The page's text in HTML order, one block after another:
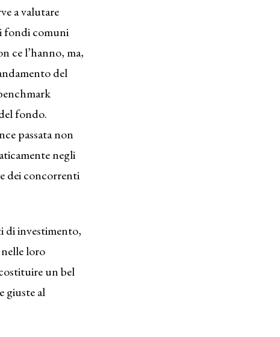
a valutare
fondi comuni
ce l’hanno, ma,
del
fondo.
passata non
negli
dei concorrenti
di investimento,
loro
un bel
giuste al